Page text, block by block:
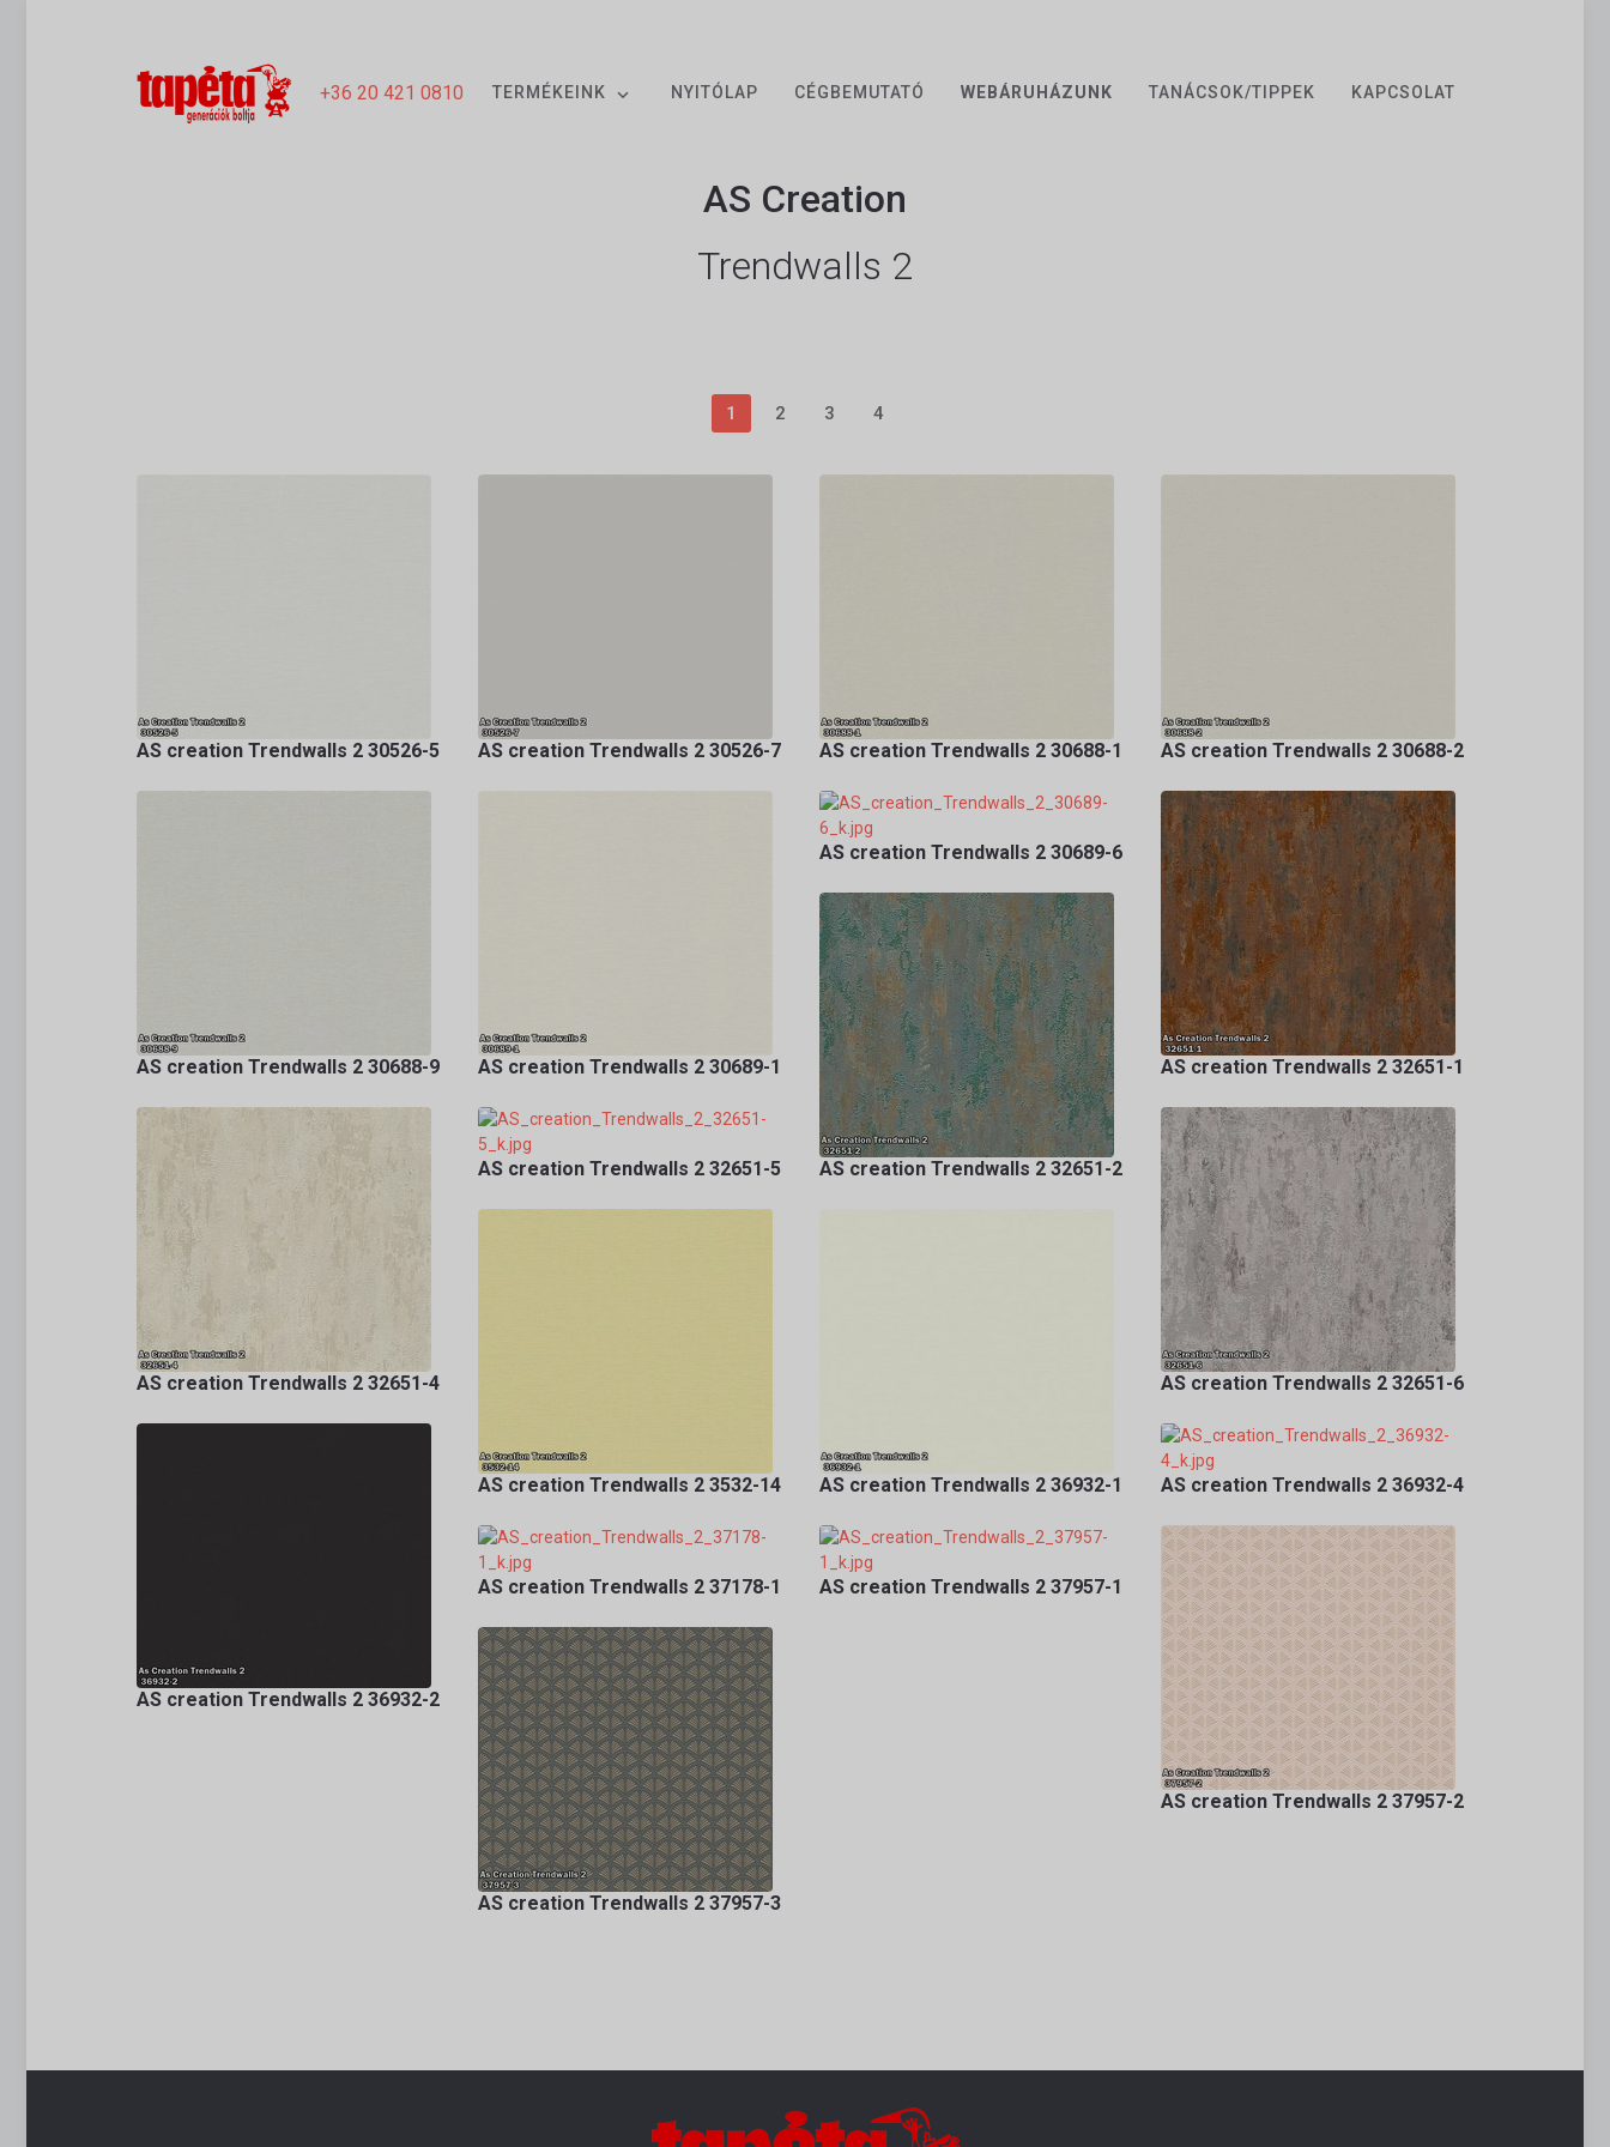
+36 20 421 0810 TERMÉKEINK NYITÓLAP CÉGBEMUTATÓ WEBÁRUHÁZUNK TANÁCSOK/TIPPEK KAPCSOLAT
AS Creation
Trendwalls 2
1 2 3 4
AS creation Trendwalls 2 30526-5 AS creation Trendwalls 2 30526-7 AS creation Trendwalls 2 30688-1 AS creation Trendwalls 2 30688-2
AS creation Trendwalls 2 30688-9 AS creation Trendwalls 2 30689-1
AS creation Trendwalls 2 30689-6
AS creation Trendwalls 2 32651-1
AS creation Trendwalls 2 32651-2
AS creation Trendwalls 2 32651-4
AS creation Trendwalls 2 32651-5
AS creation Trendwalls 2 32651-6
AS creation Trendwalls 2 3532-14 AS creation Trendwalls 2 36932-1
AS creation Trendwalls 2 36932-2
AS creation Trendwalls 2 36932-4
AS creation Trendwalls 2 37178-1 AS creation Trendwalls 2 37957-1
AS creation Trendwalls 2 37957-2
AS creation Trendwalls 2 37957-3